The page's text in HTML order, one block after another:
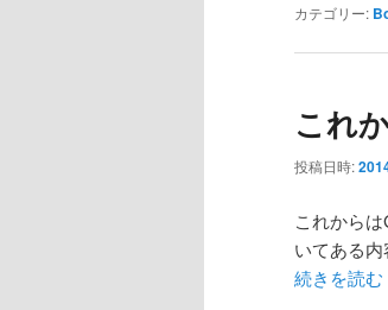
カテゴリー:
これ
投稿日時:
これから
いてある内
続きを読む